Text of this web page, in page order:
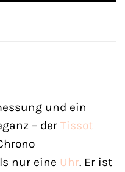
und ein
– der Tissot
nur eine Uhr. Er ist